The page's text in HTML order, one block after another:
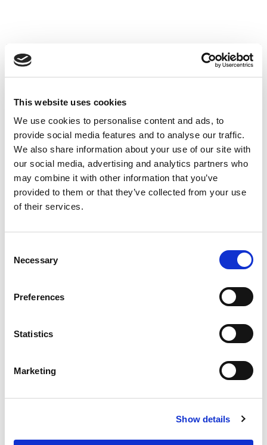
This website uses cookies
We use cookies to personalise content and ads, to
provide social media features and to analyse our traffic.
We also share information about your use of our site with
our social media, advertising and analytics partners who
may combine it with other information that you’ve
provided to them or that they’ve collected from your use
of their services.
Selection
Necessary
Preferences
Statistics
Marketing
Show details
0 COMMENTI
Le nostre ultime offerte
Offerta Camere ed Appartamenti Procida